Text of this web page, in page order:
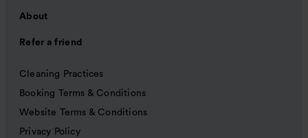
About
Refer a friend
Cleaning Practices
Booking Terms & Conditions
Website Terms & Conditions
Privacy Policy